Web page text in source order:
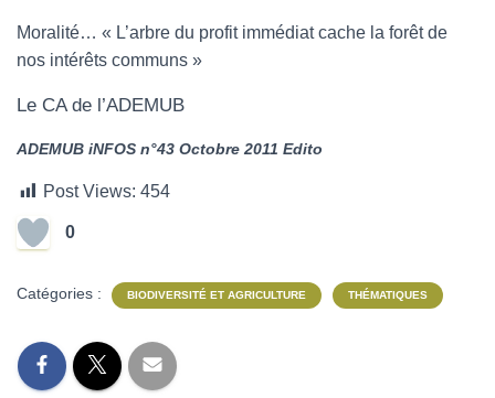
Moralité… « L’arbre du profit immédiat cache la forêt de
nos intérêts communs »
Le CA de l’ADEMUB
ADEMUB iNFOS n°43 Octobre 2011 Edito
Post Views: 454
0
Catégories : BIODIVERSITÉ ET AGRICULTURE THÉMATIQUES